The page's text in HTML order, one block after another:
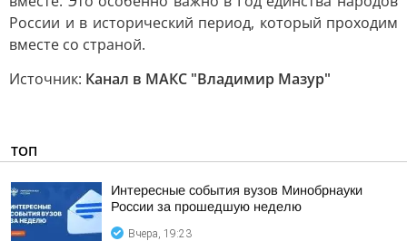
России и в исторический период, который проходим
вместе со страной.
Источник: Канал в МАКС "Владимир Мазур"
ТОП
Интересные события вузов Минобрнауки
России за прошедшую неделю
Вчера, 19:23